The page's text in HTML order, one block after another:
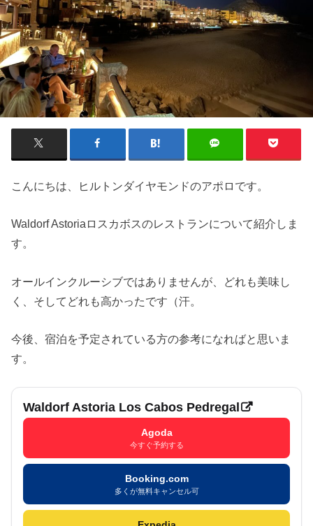
こんにちは、ヒルトンダイヤモンドのアポロです。
Waldorf Astoriaロスカボスのレストランについて紹介しま
す。
オールインクルーシブではありませんが、どれも美味し
く、そしてどれも高かったです（汗。
今後、宿泊を予定されている方の参考になればと思いま
す。
Waldorf Astoria Los Cabos Pedregal
Agoda
今すぐ予約する
Booking.com
多くが無料キャンセル可